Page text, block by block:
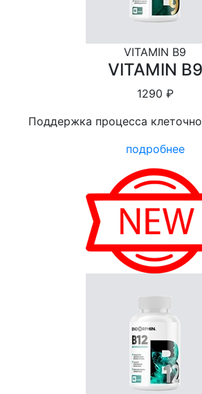
VITAMIN B9
VITAMIN B9
1290 ₽
Поддержка процесса
подробнее